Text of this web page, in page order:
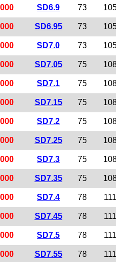
SD6.9 73
SD6.95 73
SD7.0 73
SD7.05 75
SD7.1 75
SD7.15 75
SD7.2 75
SD7.25 75
SD7.3 75
SD7.35 75
SD7.4 78 111
SD7.45 78 111
SD7.5 78 111
SD7.55 78 111